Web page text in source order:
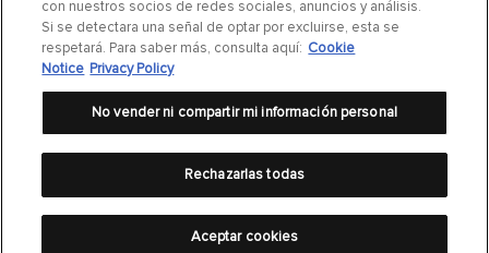
BLOGS
Política de privacidad|Cookie Settings|Cookie Notice|Condiciones de uso
2020 DRiV Inc. Todos los derechos reservados.
con nuestros socios de redes sociales, anuncios y análisis.
Si se detectara una señal de optar por excluirse, esta se
respetará. Para saber más, consulta aquí: Cookie
Notice Privacy Policy
No vender ni compartir mi información personal
Rechazarlas todas
Aceptar cookies